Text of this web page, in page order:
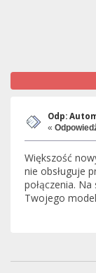
Odp:
«
Większość
nie obsługuje
połączenia.
Twojego